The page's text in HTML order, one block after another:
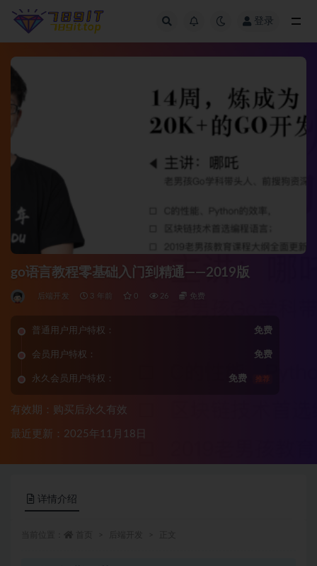
登录
go语言教程零基础入门到精通——2019版
后端开发 3 年前 0 26 免费
普通用户用户特权： 免费
会员用户特权： 免费
永久会员用户特权： 免费 推荐
有效期：购买后永久有效
最近更新：2025年11月18日
详情介绍